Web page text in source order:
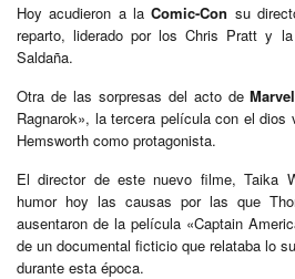
Hoy acudieron a laComic-Con su
reparto, liderado por los Chris Pratt y
Saldaña.
Otra de las sorpresas del acto deMarvel
Ragnarok», la tercera película con el dios
Hemsworth como protagonista.
El director de este nuevo filme, Taika
humor hoy las causas por las que
ausentaron de la película «Captain
de un documental ficticio que relataba lo
durante esta época.